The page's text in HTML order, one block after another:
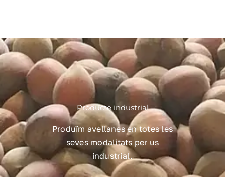
Producte industrial
Produïm avellanes en totes les
seves modalitats per us
industrial.